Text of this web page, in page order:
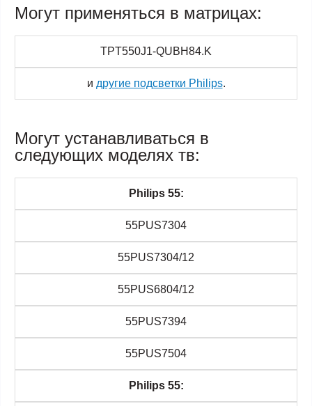
Могут применяться в матрицах:
TPT550J1-QUBH84.K
и другие подсветки Philips.
Могут устанавливаться в
следующих моделях тв:
Philips 55:
55PUS7304
55PUS7304/12
55PUS6804/12
55PUS7394
55PUS7504
Philips 55: